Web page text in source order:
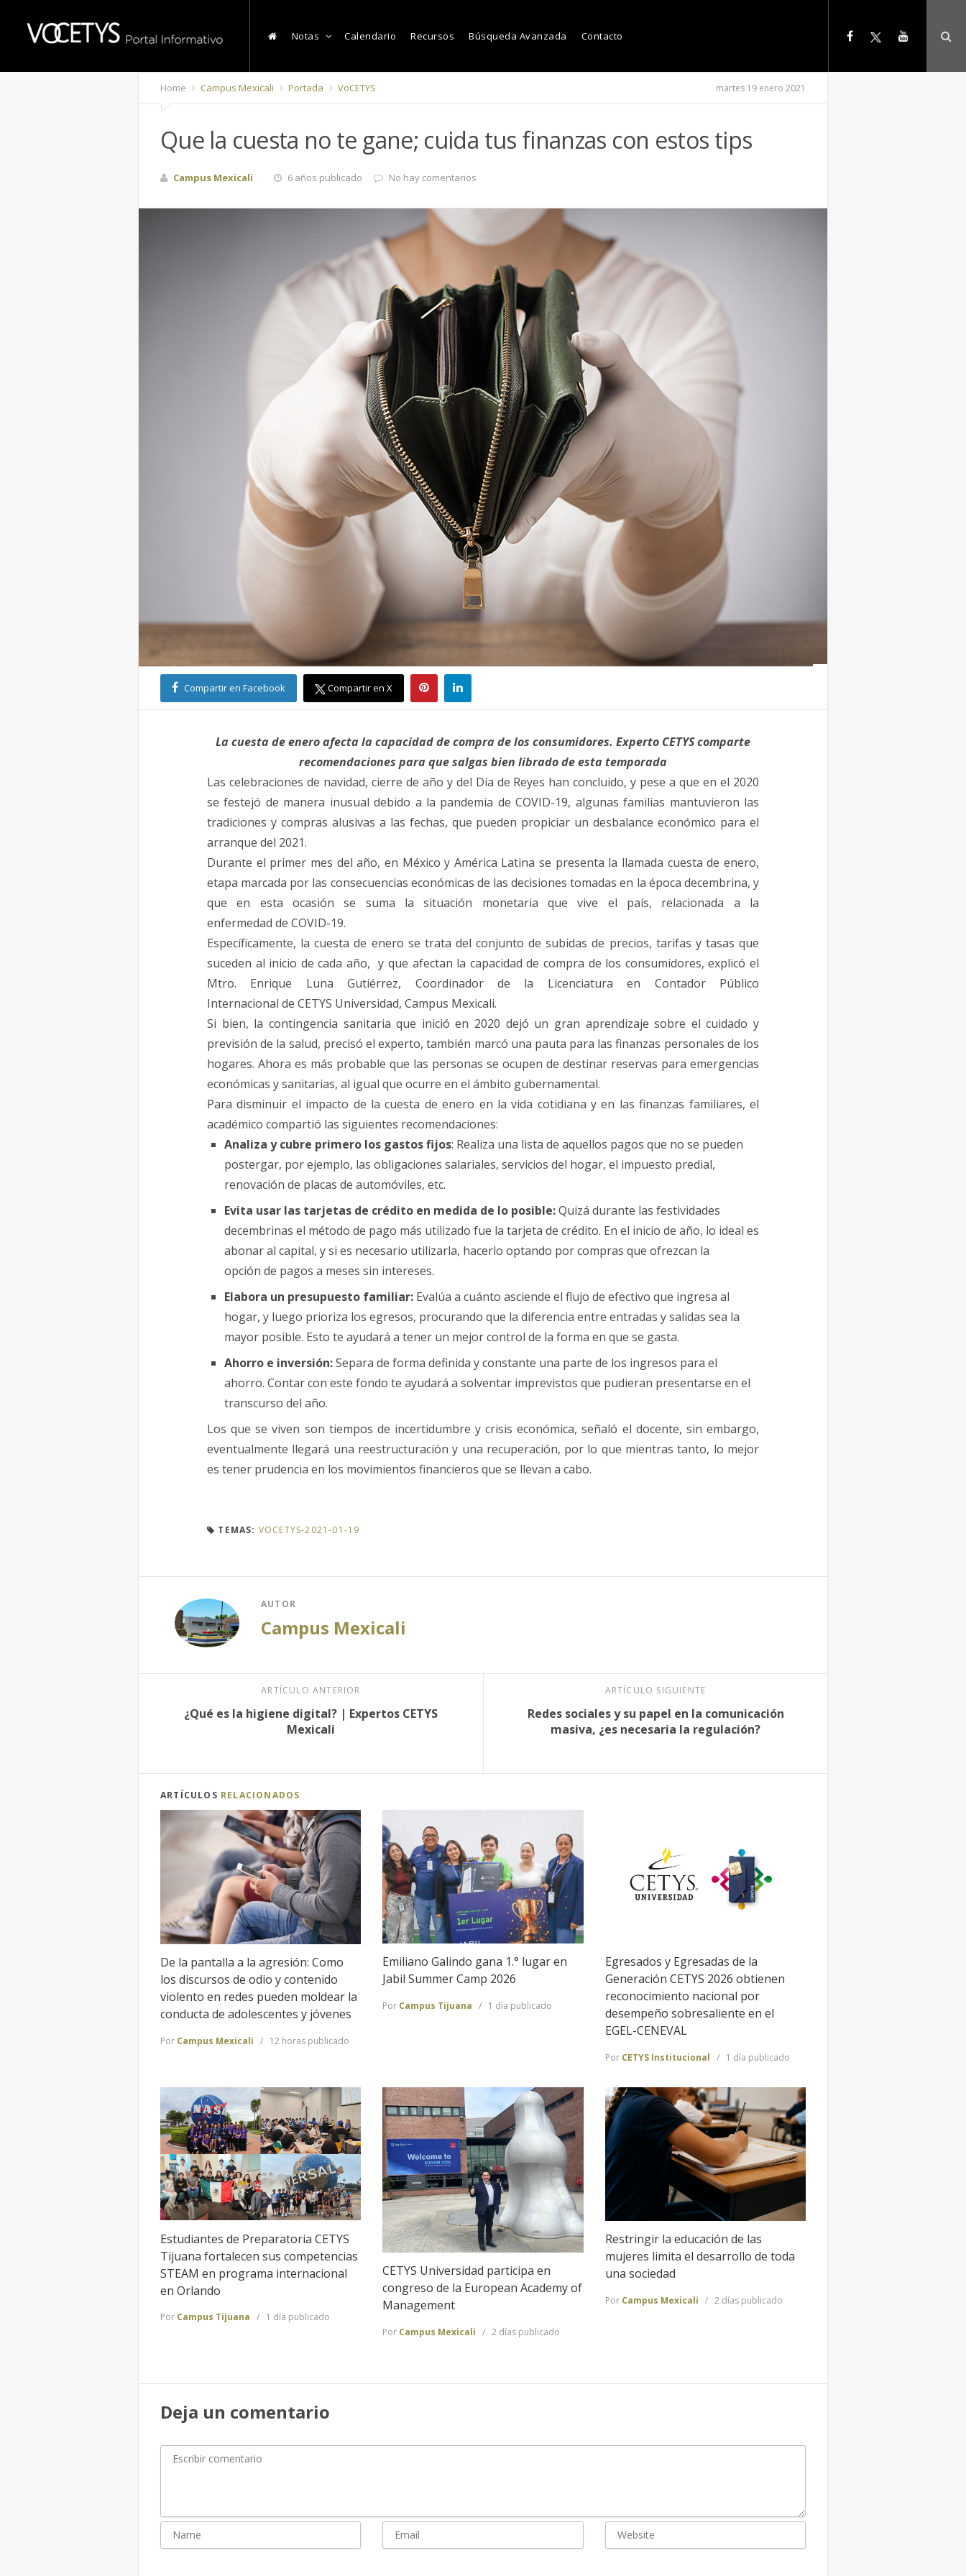
Notas Calendario Recursos Búsqueda Avanzada Contacto
Home Campus Mexicali Portada VoCETYS martes 19 enero 2021
Que la cuesta no te gane; cuida tus finanzas con estos tips
Campus Mexicali 6 años publicado No hay comentarios
Compartir en Facebook Compartir en X
Lacuestadeeneroafecta la capacidaddecompradelos consumidores. Experto CETYS comparte
recomendaciones para que salgas bien libradodeesta temporada
Las celebraciones de navidad, cierre de año y del Día de Reyes han concluido, y pese a que en el 2020
se festejó de manera inusual debido a la pandemia de COVID-19, algunas familias mantuvieron las
tradiciones y compras alusivas a las fechas, que pueden propiciar un desbalance económico para el
arranque del 2021.
Durante el primer mes del año, en México y América Latina se presenta la llamada cuesta de enero,
etapa marcada por las consecuencias económicas de las decisiones tomadas en la época decembrina, y
que en esta ocasión se suma la situación monetaria que vive el país, relacionada a la
enfermedad de COVID-19.
Específicamente, lacuesta de enero se trata del conjuntode subidasde precios, tarifas y tasas que
suceden al inicio de cada año, y que afectan la capacidadde compra de los consumidores, explicó el
Mtro. Enrique Luna Gutiérrez, Coordinador de la Licenciatura en Contador Público
Internacional de CETYS Universidad, Campus Mexicali.
Si bien, la contingencia sanitaria que inició en 2020 dejó un gran aprendizaje sobre el cuidado y
previsiónde la salud, precisó el experto, también marcó una pauta para las finanzas personales de los
hogares. Ahora es más probable que las personas se ocupen de destinar reservas para emergencias
económicas y sanitarias, al igual que ocurre en el ámbito gubernamental.
Para disminuir el impacto de lacuesta de enero en la vida cotidiana y en las finanzas familiares, el
académico compartió las siguientes recomendaciones:
Analiza y cubre primero los gastos fijos: Realiza una lista de aquellos pagos que no se pueden
postergar, por ejemplo, las obligaciones salariales, servicios del hogar, el impuesto predial,
renovación de placas de automóviles, etc.
Evita usar las tarjetas de crédito en medida de lo posible:Quizá durante las festividades
decembrinas el método de pago más utilizado fue la tarjeta de crédito. En el inicio de año, lo ideal es
abonar al capital, y si es necesario utilizarla, hacerlo optando por compras que ofrezcan la
opción de pagos a meses sin intereses.
Elabora un presupuesto familiar: Evalúa a cuánto asciende el flujo de efectivo que ingresa al
hogar, y luego prioriza los egresos, procurando que la diferencia entre entradas y salidas sea la
mayor posible. Esto te ayudará a tener un mejor control de la forma en que se gasta.
Ahorro e inversión:Separa de forma definida y constante una parte de los ingresos para el
ahorro. Contar con este fondo te ayudará a solventar imprevistos que pudieran presentarse en el
transcurso del año.
Los que se viven son tiempos de incertidumbre y crisis económica, señaló el docente, sin embargo,
eventualmente llegará una reestructuración y una recuperación, por lo que mientras tanto, lo mejor
es tener prudencia en los movimientos financieros que se llevan a cabo.
TEMAS: VOCETYS-2021-01-19
AUTOR
Campus Mexicali
ARTÍCULO ANTERIOR
¿Qué es la higiene digital? | Expertos CETYS
Mexicali
ARTÍCULO SIGUIENTE
Redes sociales y su papel en la comunicación
masiva, ¿es necesaria la regulación?
ARTÍCULOS RELACIONADOS
De la pantalla a la agresión: Como
los discursos de odio y contenido
violento en redes pueden moldear la
conducta de adolescentes y jóvenes
Por Campus Mexicali 12 horas publicado
Emiliano Galindo gana 1.° lugar en
Jabil Summer Camp 2026
Por Campus Tijuana 1 día publicado
Egresados y Egresadas de la
Generación CETYS 2026 obtienen
reconocimiento nacional por
desempeño sobresaliente en el
EGEL-CENEVAL
Por CETYS Institucional 1 día publicado
Estudiantes de Preparatoria CETYS
Tijuana fortalecen sus competencias
STEAM en programa internacional
en Orlando
Por Campus Tijuana 1 día publicado
CETYS Universidad participa en
congreso de la European Academy of
Management
Por Campus Mexicali 2 días publicado
Restringir la educación de las
mujeres limita el desarrollo de toda
una sociedad
Por Campus Mexicali 2 días publicado
Deja un comentario